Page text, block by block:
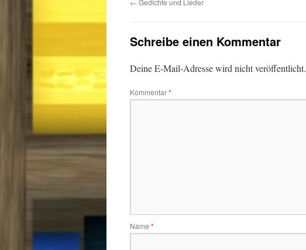
← Gedichte und Lieder
Schreibe einen Kommentar
Deine E-Mail-Adresse wird nicht veröffentlicht.
Kommentar*
Name *